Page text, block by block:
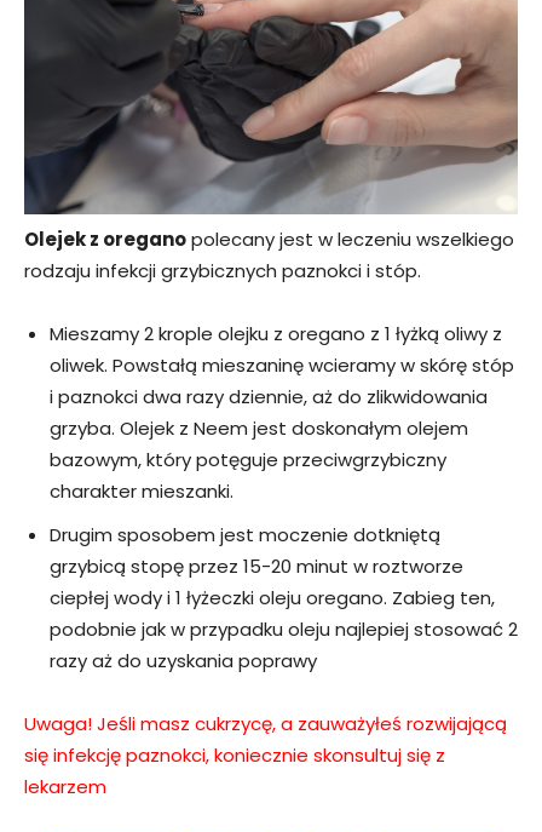
Olejek z oreganopolecany jest w leczeniu wszelkiego
rodzaju infekcji grzybicznych paznokci i stóp.
Mieszamy 2 krople olejku z oregano z 1 łyżką oliwy z
oliwek. Powstałą mieszaninę wcieramy w skórę stóp
i paznokci dwa razy dziennie, aż do zlikwidowania
grzyba. Olejek z Neem jest doskonałym olejem
bazowym, który potęguje przeciwgrzybiczny
charakter mieszanki.
Drugim sposobem jest moczenie dotkniętą
grzybicą stopę przez 15-20 minut w roztworze
ciepłej wody i 1 łyżeczki oleju oregano. Zabieg ten,
podobnie jak w przypadku oleju najlepiej stosować 2
razy aż do uzyskania poprawy
Uwaga! Jeśli masz cukrzycę, a zauważyłeś rozwijającą
się infekcję paznokci, koniecznie skonsultuj się z
lekarzem